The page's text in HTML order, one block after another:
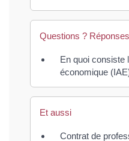
Questions ?
En quoi consiste
économique
Et aussi
Contrat de